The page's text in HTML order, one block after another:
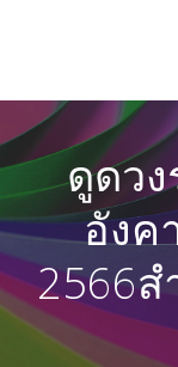
ดูดว
อังค
2566